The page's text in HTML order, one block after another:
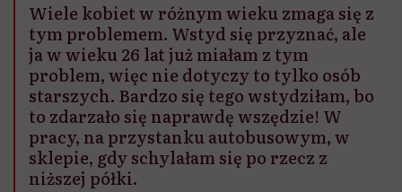
Wiele kobiet w różnym wieku zmaga się z
tym problemem. Wstyd się przyznać, ale
ja w wieku 26 lat już miałam z tym
problem, więc nie dotyczy to tylko osób
starszych. Bardzo się tego wstydziłam, bo
to zdarzało się naprawdę wszędzie! W
pracy, na przystanku autobusowym, w
sklepie, gdy schylałam się po rzecz z
niższej półki.